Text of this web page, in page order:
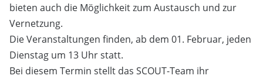
bieten auch die Möglichkeit zum Austausch und zur
Vernetzung.
Die Veranstaltungen finden, ab dem 01. Februar, jeden
Dienstag um 13 Uhr statt.
Bei diesem Termin stellt das SCOUT-Team ihr